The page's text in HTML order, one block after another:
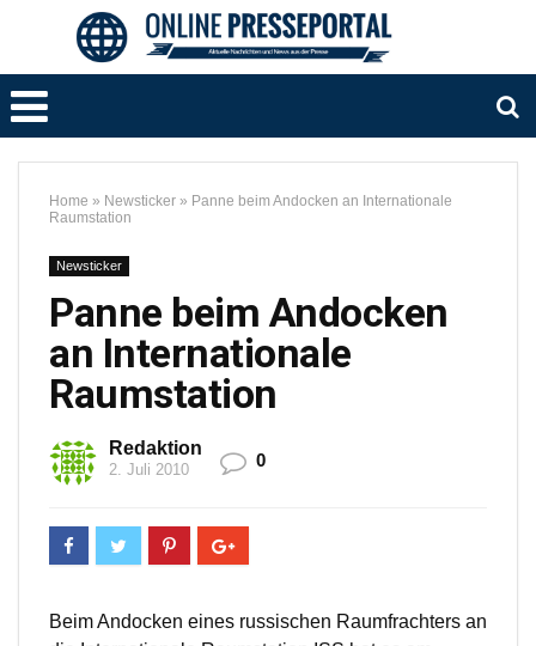
Home » Newsticker » Panne beim Andocken an Internationale
Raumstation
Newsticker
Panne beim Andocken
an Internationale
Raumstation
Redaktion
2. Juli 2010 0
Beim Andocken eines russischen Raumfrachters an